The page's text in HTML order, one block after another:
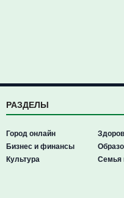
РАЗДЕЛЫ
Город онлайн
Бизнес и финансы
Культура
Семья